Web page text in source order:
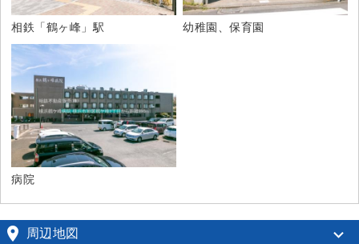
相鉄「鶴ヶ峰」駅 幼稚園、保育園
病院
 周辺地図